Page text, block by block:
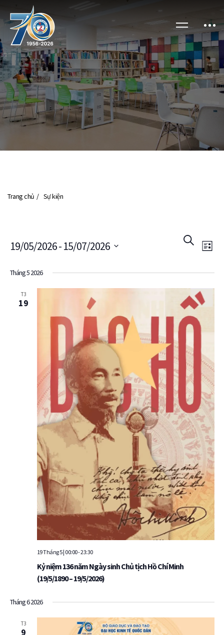
Trang chủ Sự kiện
Sự
and
Views
Search Sự
Danh
19/05/2026 - 15/07/2026
date.
Tháng 5 2026
T3
19
19 Tháng 5 | 00:00-23:30
Kỷ niệm 136 năm Ngày sinh Chủ tịch Hồ Chí Minh
(19/5/1890 – 19/5/2026)
Tháng 6 2026
T3
9